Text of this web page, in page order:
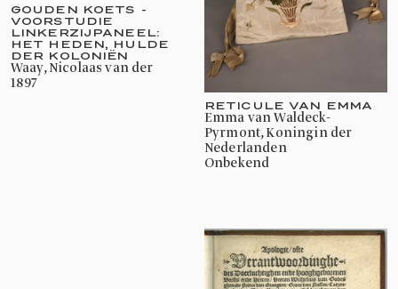
GOUDEN KOETS -
VOORSTUDIE
LINKERZIJPANEEL:
HET HEDEN, HULDE
DER KOLONIËN
Waay, Nicolaas van der
1897
RETICULE VAN EMMA
Emma van Waldeck-
Pyrmont, Koningin der
Nederlanden
onbekend